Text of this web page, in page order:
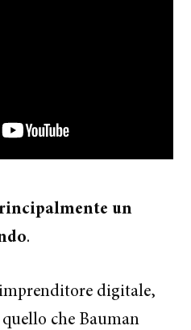
un
.
digitale,
che Bauman